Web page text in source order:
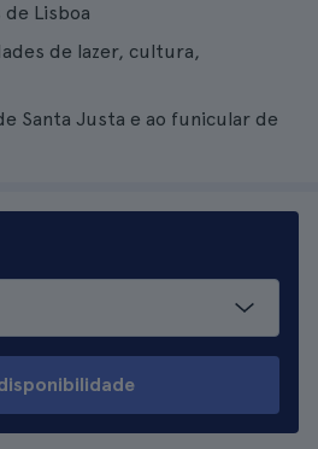
Lisboa
de lazer, cultura,
Santa Justa e ao funicular de